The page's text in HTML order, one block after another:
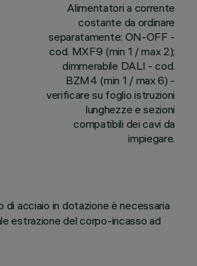
Alimentatori a corrente
costante da ordinare
separatamente: ON-OFF -
cod. MXF9 (min 1 / max 2);
dimmerabile DALI - cod.
BZM4 (min 1 / max 6) -
verificare su foglio istruzioni
lunghezze e sezioni
compatibili dei cavi da
impiegare.
di acciaio in dotazione è necessaria
estrazione del corpo-incasso ad